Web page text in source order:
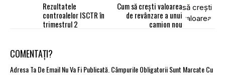
Rezultatele
controalelor ISCTR în
trimestrul 2
Cum să crești valoarea
de revânzare a unui
camion nou
COMENTAȚI?
Adresa Ta De Email Nu Va Fi Publicată. Câmpurile Obligatorii Sunt Marcate Cu